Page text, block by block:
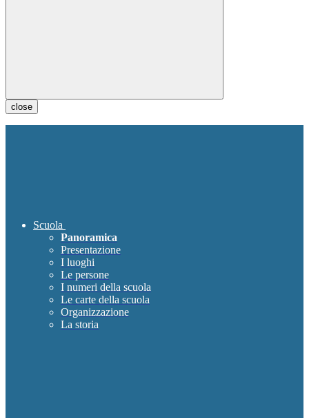
close
Scuola
Panoramica
Presentazione
I luoghi
Le persone
I numeri della scuola
Le carte della scuola
Organizzazione
La storia